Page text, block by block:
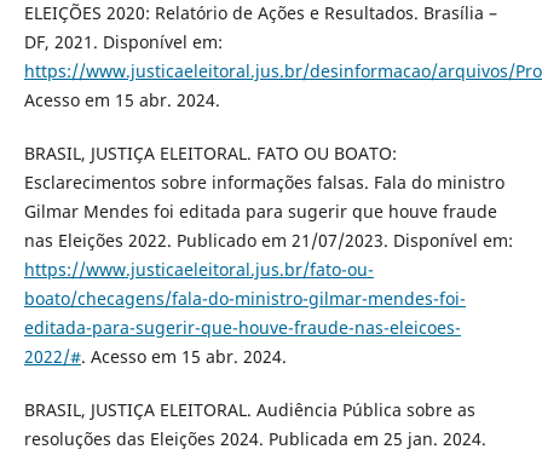
ELEIÇÕES 2020: Relatório de Ações e Resultados. Brasília –
DF, 2021. Disponível em:
https://www.justicaeleitoral.jus.br/desinformacao/arquivos/
Acesso em 15 abr. 2024.
BRASIL, JUSTIÇA ELEITORAL. FATO OU BOATO:
Esclarecimentos sobre informações falsas. Fala do ministro
Gilmar Mendes foi editada para sugerir que houve fraude
nas Eleições 2022. Publicado em 21/07/2023. Disponível em:
https://www.justicaeleitoral.jus.br/fato-ou-
boato/checagens/fala-do-ministro-gilmar-mendes-foi-
editada-para-sugerir-que-houve-fraude-nas-eleicoes-
2022/#. Acesso em 15 abr. 2024.
BRASIL, JUSTIÇA ELEITORAL. Audiência Pública sobre as
resoluções das Eleições 2024. Publicada em 25 jan. 2024.